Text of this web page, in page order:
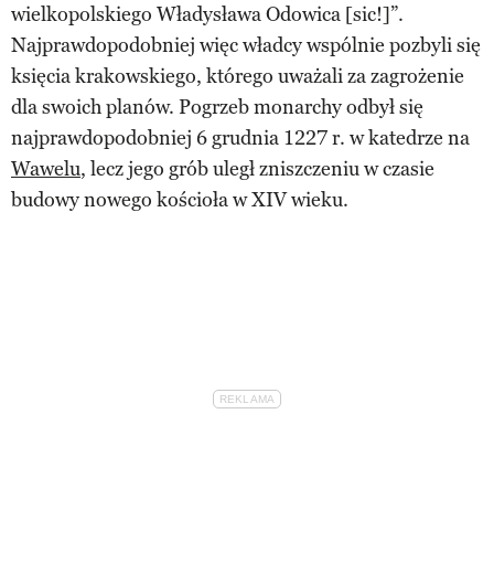
wielkopolskiego Władysława Odowica [sic!]”.
Najprawdopodobniej więc władcy wspólnie pozbyli się
księcia krakowskiego, którego uważali za zagrożenie
dla swoich planów. Pogrzeb monarchy odbył się
najprawdopodobniej 6 grudnia 1227 r. w katedrze na
Wawelu, lecz jego grób uległ zniszczeniu w czasie
budowy nowego kościoła w XIV wieku.